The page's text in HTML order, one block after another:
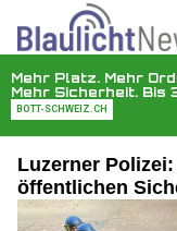
Luzerner
öffentlichen